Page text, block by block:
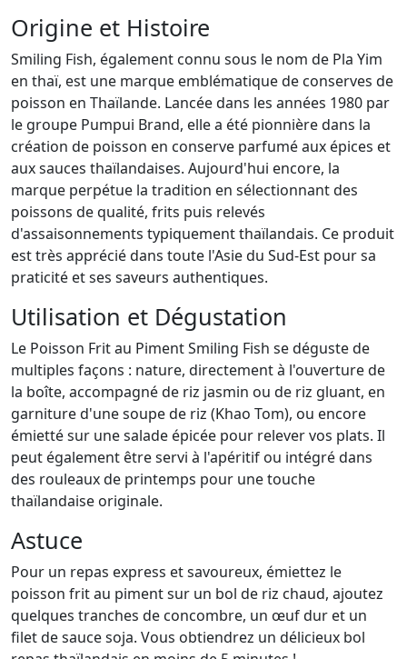
Origine et Histoire
Smiling Fish, également connu sous le nom de Pla Yim
en thaï, est une marque emblématique de conserves de
poisson en Thaïlande. Lancée dans les années 1980 par
le groupe Pumpui Brand, elle a été pionnière dans la
création de poisson en conserve parfumé aux épices et
aux sauces thaïlandaises. Aujourd'hui encore, la
marque perpétue la tradition en sélectionnant des
poissons de qualité, frits puis relevés
d'assaisonnements typiquement thaïlandais. Ce produit
est très apprécié dans toute l'Asie du Sud-Est pour sa
praticité et ses saveurs authentiques.
Utilisation et Dégustation
Le Poisson Frit au Piment Smiling Fish se déguste de
multiples façons : nature, directement à l'ouverture de
la boîte, accompagné de riz jasmin ou de riz gluant, en
garniture d'une soupe de riz (Khao Tom), ou encore
émietté sur une salade épicée pour relever vos plats. Il
peut également être servi à l'apéritif ou intégré dans
des rouleaux de printemps pour une touche
thaïlandaise originale.
Astuce
Pour un repas express et savoureux, émiettez le
poisson frit au piment sur un bol de riz chaud, ajoutez
quelques tranches de concombre, un œuf dur et un
filet de sauce soja. Vous obtiendrez un délicieux bol